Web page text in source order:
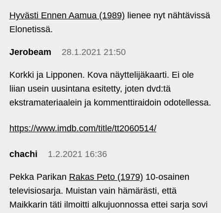
Hyvästi Ennen Aamua (1989) lienee nyt nähtävissä
Elonetissä.
Jerobeam 28.1.2021 21:50
Korkki ja Lipponen. Kova näyttelijäkaarti. Ei ole
liian usein uusintana esitetty, joten dvd:tä
ekstramateriaalein ja kommenttiraidoin odotellessa.
https://www.imdb.com/title/tt2060514/
chachi 1.2.2021 16:36
Pekka Parikan Rakas Peto (1979) 10-osainen
televisiosarja. Muistan vain hämärästi, että
Maikkarin täti ilmoitti alkujuonnossa ettei sarja sovi